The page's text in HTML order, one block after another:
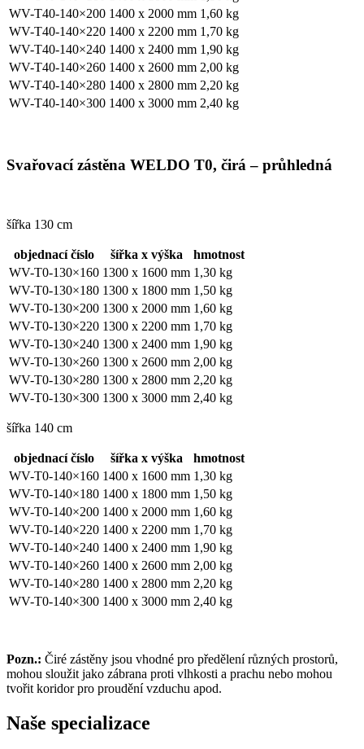
WV-T40-140×200 1400 x 2000 mm 1,60 kg
WV-T40-140×220 1400 x 2200 mm 1,70 kg
WV-T40-140×240 1400 x 2400 mm 1,90 kg
WV-T40-140×260 1400 x 2600 mm 2,00 kg
WV-T40-140×280 1400 x 2800 mm 2,20 kg
WV-T40-140×300 1400 x 3000 mm 2,40 kg
Svařovací zástěna WELDO T0, čirá – průhledná
šířka 130 cm
objednací číslo šířka x výška
hmotnost
WV-T0-130×160 1300 x 1600 mm 1,30 kg
WV-T0-130×180 1300 x 1800 mm 1,50 kg
WV-T0-130×200 1300 x 2000 mm 1,60 kg
WV-T0-130×220 1300 x 2200 mm 1,70 kg
WV-T0-130×240 1300 x 2400 mm 1,90 kg
WV-T0-130×260 1300 x 2600 mm 2,00 kg
WV-T0-130×280 1300 x 2800 mm 2,20 kg
WV-T0-130×300 1300 x 3000 mm 2,40 kg
šířka 140 cm
objednací číslo šířka x výška
hmotnost
WV-T0-140×160 1400 x 1600 mm 1,30 kg
WV-T0-140×180 1400 x 1800 mm 1,50 kg
WV-T0-140×200 1400 x 2000 mm 1,60 kg
WV-T0-140×220 1400 x 2200 mm 1,70 kg
WV-T0-140×240 1400 x 2400 mm 1,90 kg
WV-T0-140×260 1400 x 2600 mm 2,00 kg
WV-T0-140×280 1400 x 2800 mm 2,20 kg
WV-T0-140×300 1400 x 3000 mm 2,40 kg
Pozn.: Čiré zástěny jsou vhodné pro předělení různých prostorů,
mohou sloužit jako zábrana proti vlhkosti a prachu nebo mohou
tvořit koridor pro proudění vzduchu apod.
Naše specializace